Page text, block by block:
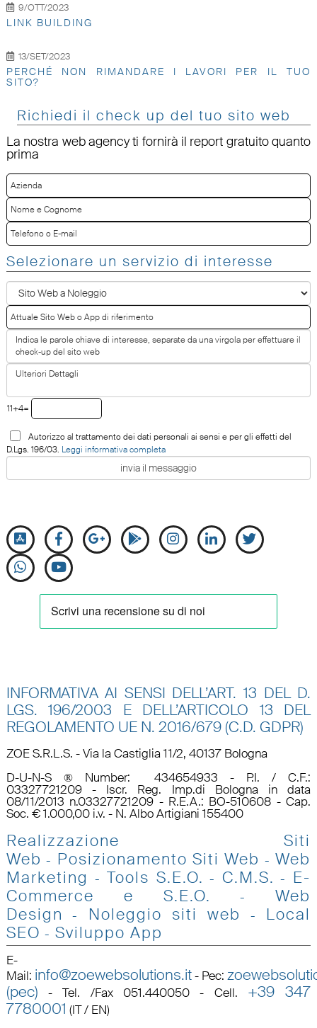
9/OTT/2023
LINK BUILDING
13/SET/2023
PERCHÉ NON RIMANDARE I LAVORI PER IL TUO
SITO?
Richiedi il check up del tuo sito web
La nostra web agency ti fornirà il report gratuito quanto
prima
Selezionare un servizio di interesse
11+4=
Autorizzo al trattamento dei dati personali ai sensi e per gli effetti del
D.Lgs. 196/03. Leggi informativa completa
INFORMATIVA AI SENSI DELL’ART. 13 DEL D.
LGS. 196/2003 E DELL’ARTICOLO 13 DEL
REGOLAMENTO UE N. 2016/679 (C.D. GDPR)
ZOE S.R.L.S. - Via la Castiglia 11/2, 40137 Bologna
D-U-N-S ® Number: 434654933 - P.I. / C.F.:
03327721209 - Iscr. Reg. Imp.di Bologna in data
08/11/2013 n.03327721209 - R.E.A.: BO-510608 - Cap.
Soc. € 1.000,00 i.v. - N. Albo Artigiani 155400
Realizzazione Siti
Web - Posizionamento Siti Web -Web
Marketing - Tools S.E.O. - C.M.S. - E-
Commerce e S.E.O.
-Web
Design
- Noleggio siti web - Local
SEO - Sviluppo App
E-
Mail: info@zoewebsolutions.it- Pec:
(pec) -Tel. /Fax 051.440050 - Cell. +39 347
7780001 (IT / EN)